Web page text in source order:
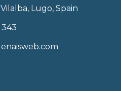
Lugo, Spain
343